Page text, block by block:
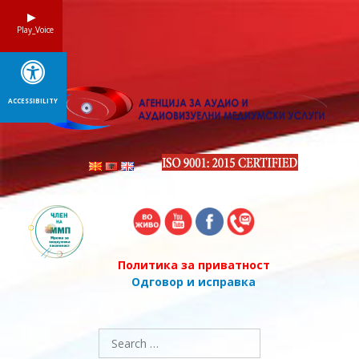
Политика за приватност
Одговор и исправка
Search
for:
Play_Voice
ACCESSIBILITY